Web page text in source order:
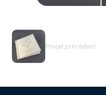
Projet précédent